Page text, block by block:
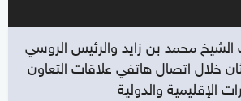
الشيخ محمد بن زايد والرئيس الروسي
خلال اتصال هاتفي علاقات التعاون
الإقليمية والدولية